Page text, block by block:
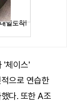
'체이스'
으로 연습한
다. 또한 A조